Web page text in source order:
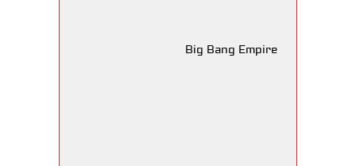
Big Bang Empire